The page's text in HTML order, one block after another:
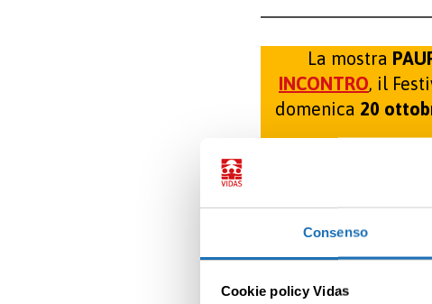
Consenso
Cookie policy Vidas
La mostra
INCONTRO, il
domenica 20
Torna a cultura